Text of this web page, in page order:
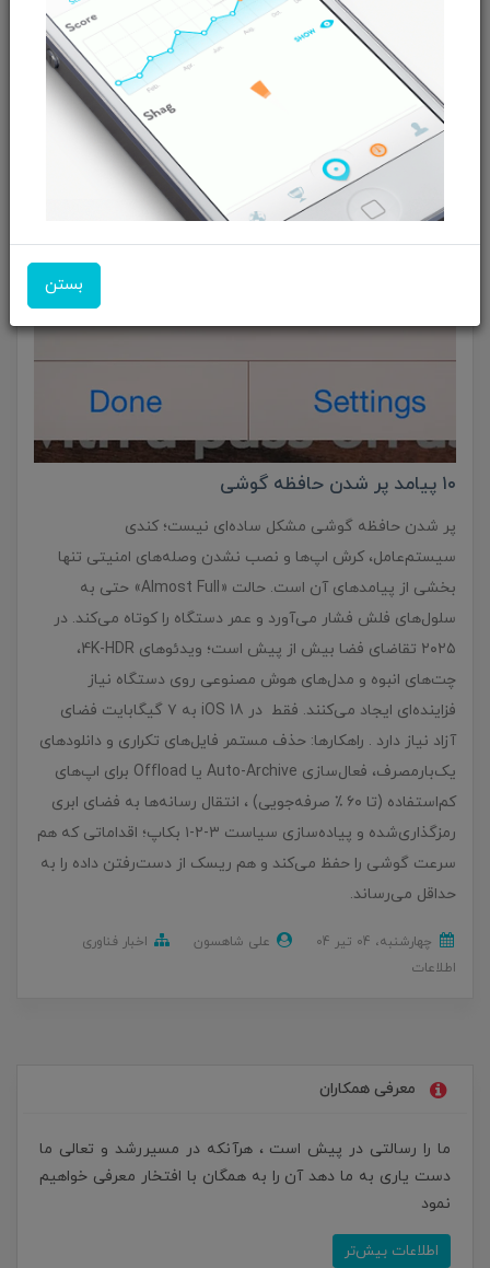
بستن
ﺳﻪشنبه، 10 تير 04 علی شاهسون اخبار فناوری اطلاعات
۱۰ پیامد پر شدن حافظه گوشی
پر شدن حافظه گوشی مشکل ساده‌ای نیست؛ کندی
سیستم‌عامل، کرش اپ‌ها و نصب نشدن وصله‌های امنیتی تنها
بخشی از پیامدهای آن است. حالت «Almost Full» حتی به
سلول‌های فلش فشار می‌آورد و عمر دستگاه را کوتاه می‌کند. در
۲۰۲۵ تقاضای فضا بیش از پیش است؛ ویدئوهای 4K-HDR،
چت‌های انبوه و مدل‌های هوش مصنوعی روی دستگاه نیاز
فزاینده‌ای ایجاد می‌کنند. فقط در iOS 18 به ۷ گیگابایت فضای
آزاد نیاز دارد . راهکارها: حذف مستمر فایل‌های تکراری و دانلودهای
یک‌بارمصرف، فعال‌سازی Auto-Archive یا Offload برای اپ‌های
کم‌استفاده (تا ۶۰ ٪ صرفه‌جویی) ، انتقال رسانه‌ها به فضای ابری
رمزگذاری‌شده و پیاده‌سازی سیاست ۳-۲-۱ بکاپ؛ اقداماتی که هم
سرعت گوشی را حفظ می‌کند و هم ریسک از دست‌رفتن داده را به
حداقل می‌رساند.
چهارشنبه، 04 تير 04 علی شاهسون
اخبار فناوری
اطلاعات
معرفی همکاران
ما را رسالتی در پیش است ، هرآنکه در مسیررشد و تعالی ما
دست یاری به ما دهد آن را به همگان با افتخار معرفی خواهیم
نمود
اطلاعات بیش‌تر